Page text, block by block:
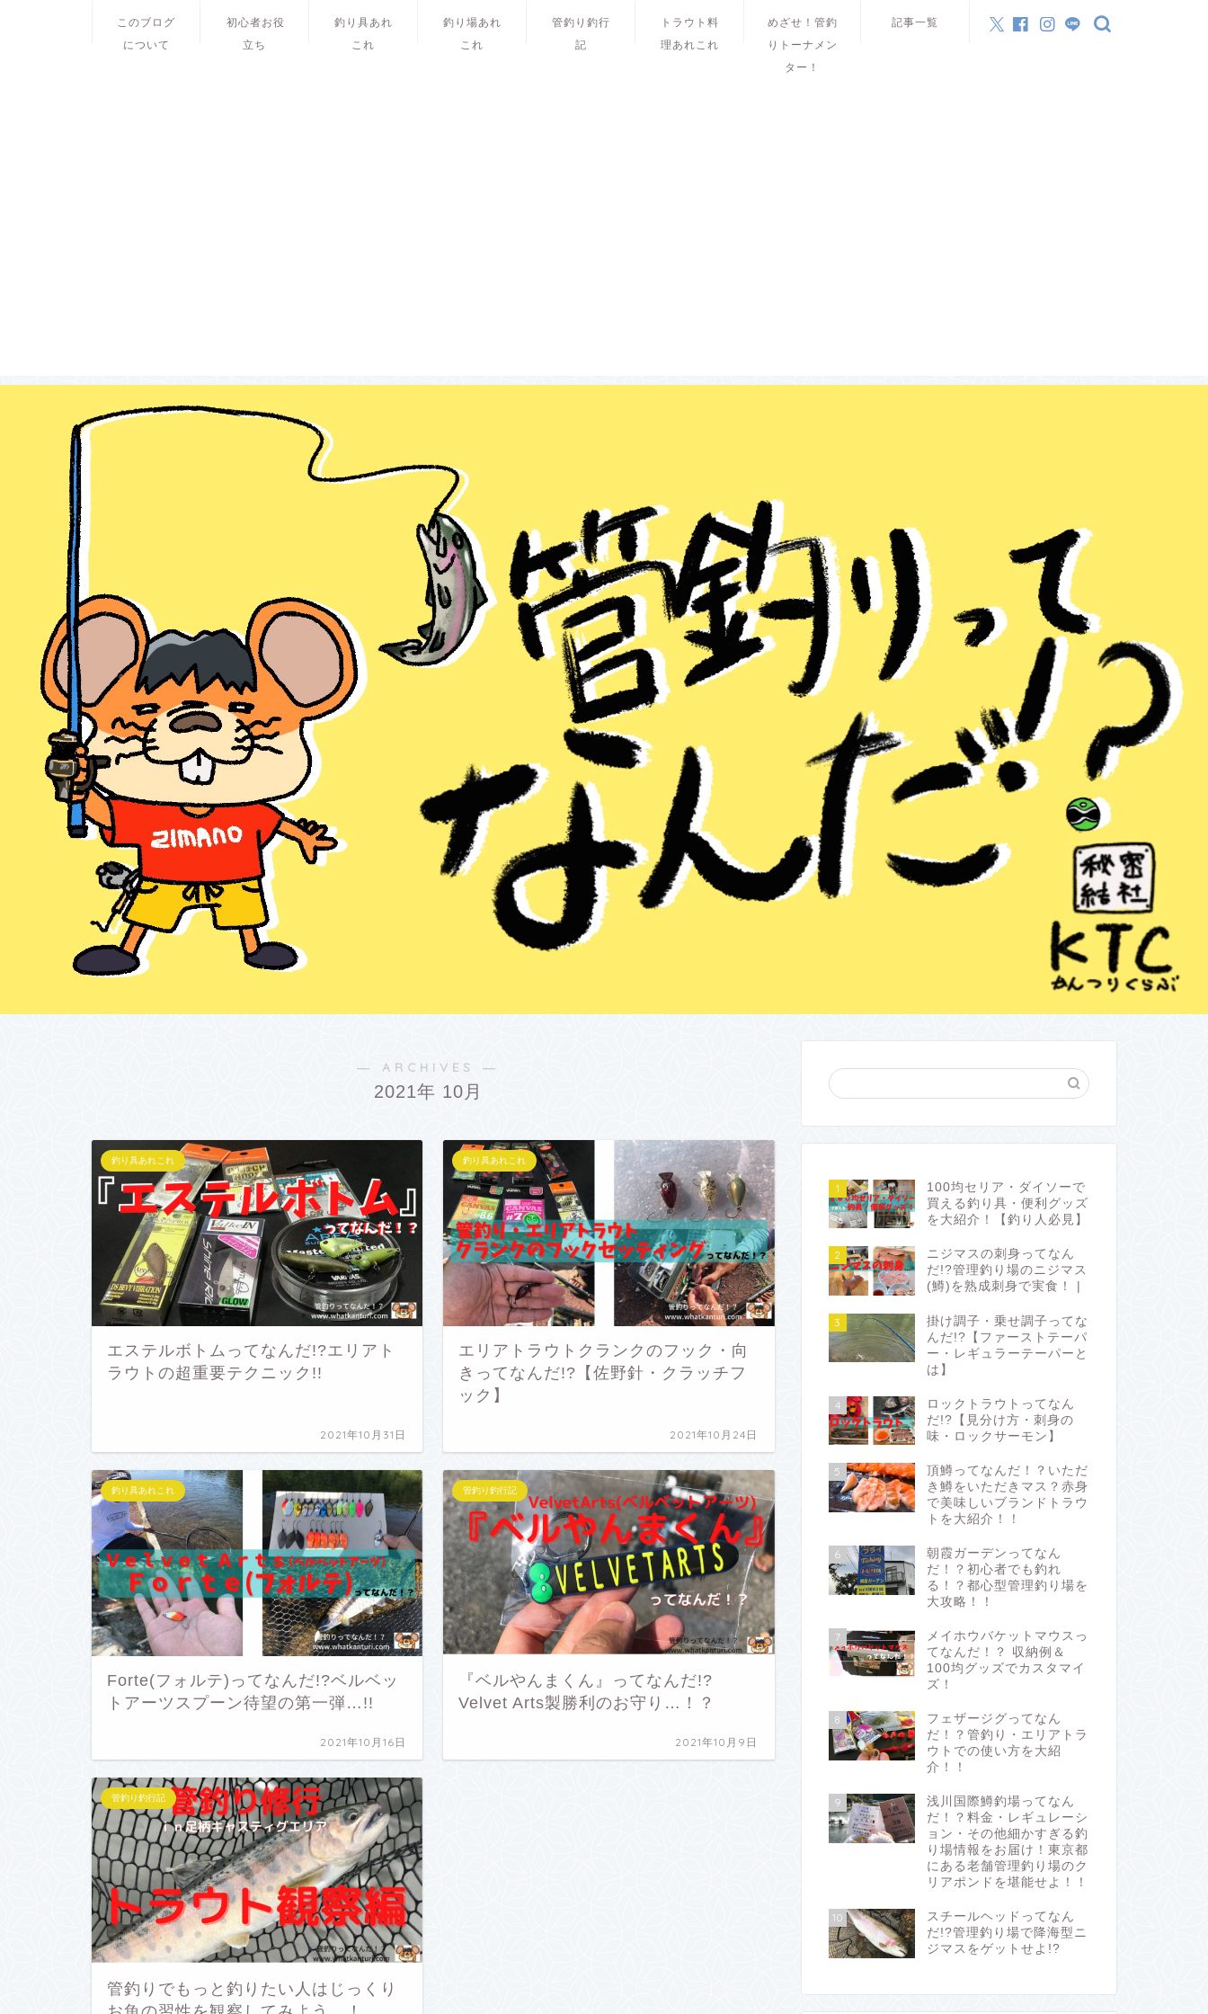
このブログ
について
初心者お役
立ち
釣り具あれ
これ
釣り場あれ
これ
管釣り釣行
記
トラウト料
理あれこれ
めざせ！管釣
りトーナメン
ター！
記事一覧
― ARCHIVES ―
2021年 10月
釣り具あれこれ
エステルボトムってなんだ!?エリアト
ラウトの超重要テクニック!!
2021年10月31日
釣り具あれこれ
エリアトラウトクランクのフック・向
きってなんだ!?【佐野針・クラッチフ
ック】
2021年10月24日
釣り具あれこれ
Forte(フォルテ)ってなんだ!?ベルベッ
トアーツスプーン待望の第一弾…!!
2021年10月16日
管釣り釣行記
『ベルやんまくん』ってなんだ!?
Velvet Arts製勝利のお守り…！？
2021年10月9日
管釣り釣行記
管釣りでもっと釣りたい人はじっくり
1
100均セリア・ダイソーで
買える釣り具・便利グッズ
を大紹介！【釣り人必見】
2
ニジマスの刺身ってなん
だ!?管理釣り場のニジマス
(鱒)を熟成刺身で実食！ |
3
掛け調子・乗せ調子ってな
んだ!?【ファーストテーパ
ー・レギュラーテーパーと
は】
4
ロックトラウトってなん
だ!?【見分け方・刺身の
味・ロックサーモン】
5
頂鱒ってなんだ！？いただ
き鱒をいただきマス？赤身
で美味しいブランドトラウ
トを大紹介！！
6
朝霞ガーデンってなん
だ！？初心者でも釣れ
る！？都心型管理釣り場を
大攻略！！
7
メイホウバケットマウスっ
てなんだ！？ 収納例＆
100均グッズでカスタマイ
ズ！
8
フェザージグってなん
だ！？管釣り・エリアトラ
ウトでの使い方を大紹
介！！
9
浅川国際鱒釣場ってなん
だ！？料金・レギュレーシ
ョン・その他細かすぎる釣
り場情報をお届け！東京都
にある老舗管理釣り場のク
リアポンドを堪能せよ！！
10
スチールヘッドってなん
だ!?管理釣り場で降海型ニ
ジマスをゲットせよ!?